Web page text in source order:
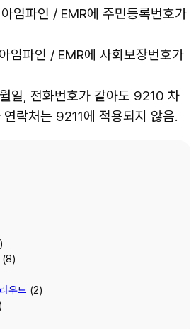
임파인 / EMR에 주민등록번호가
임파인 / EMR에 사회보장번호가
일, 전화번호가 같아도 9210 차
락처는 9211에 적용되지 않음.
(8)
우드 (2)